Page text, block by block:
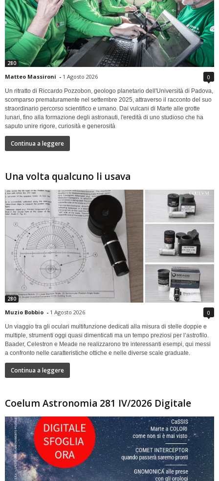
280
Matteo Massironi - 1 Agosto 2026 0
Un ritratto di Riccardo Pozzobon, geologo planetario dell'Università di Padova,
scomparso prematuramente nel settembre 2025, attraverso il racconto del suo
straordinario percorso scientifico e umano. Dai vulcani di Marte alle grotte
lunari, fino alla formazione degli astronauti, l'eredità di uno studioso che ha
saputo unire rigore, curiosità e generosità
Continua a leggere
Una volta qualcuno li usava
280
Muzio Bobbio - 1 Agosto 2026 0
Un viaggio tra gli oculari multifunzione dedicati alla misura di stelle doppie e
multiple, strumenti oggi quasi dimenticati ma un tempo preziosi per l’astrofilo.
Baader, Celestron e Meade ne realizzarono tre interessanti esempi, qui messi
a confronto nelle caratteristiche ottiche e nelle diverse scale graduate.
Continua a leggere
Coelum Astronomia 281 IV/2026 Digitale